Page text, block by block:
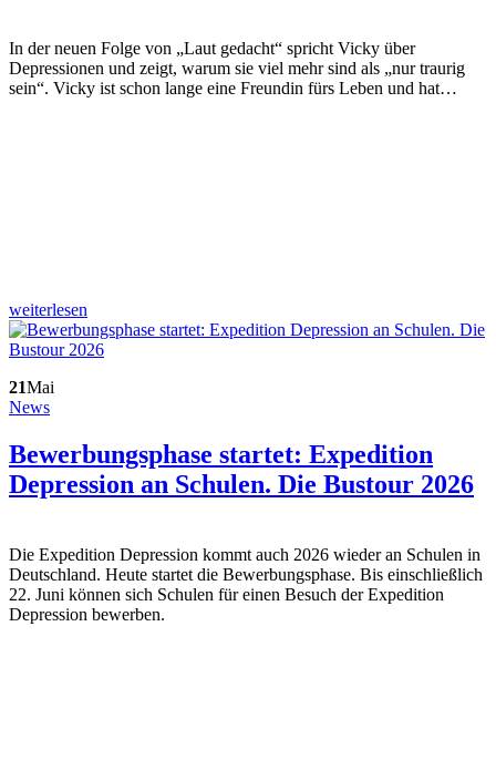
In der neuen Folge von „Laut gedacht“ spricht Vicky über
Depressionen und zeigt, warum sie viel mehr sind als „nur traurig
sein“. Vicky ist schon lange eine Freundin fürs Leben und hat…
weiterlesen
21Mai
News
Bewerbungsphase startet: Expedition
Depression an Schulen. Die Bustour 2026
Die Expedition Depression kommt auch 2026 wieder an Schulen in
Deutschland. Heute startet die Bewerbungsphase. Bis einschließlich
22. Juni können sich Schulen für einen Besuch der Expedition
Depression bewerben.